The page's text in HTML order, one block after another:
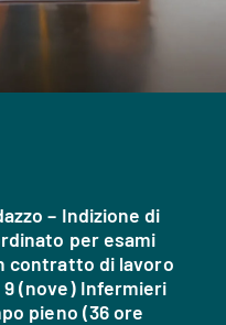
– Indizione di
per esami
contratto di lavoro
(nove) Infermieri
pieno (36 ore